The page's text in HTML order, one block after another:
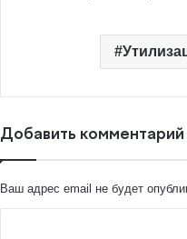
Добавить комментарий
Ваш адрес email не будет